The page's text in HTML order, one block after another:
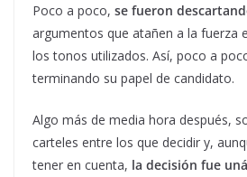
Poco a poco, se fueron
argumentos que atañen a la fuerza
los tonos utilizados. Así, poco a
terminando su papel de candidato.
Algo más de media hora después,
carteles entre los que decidir y,
tener en cuenta, la decisión fue